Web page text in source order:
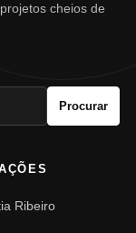
cheios de
Procurar
Ribeiro